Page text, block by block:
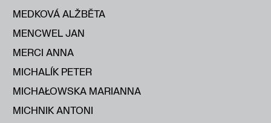
MEDKOVÁ ALŽBĔTA
MENCWEL JAN
MERCI ANNA
MICHALÍK PETER
MICHAŁOWSKA MARIANNA
MICHNIK ANTONI